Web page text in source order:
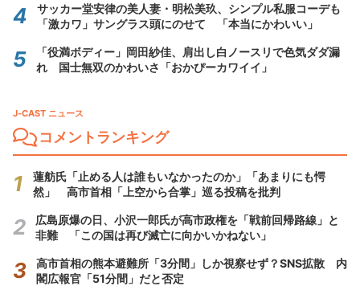
サッカー堂安律の美人妻・明松美玖、シンプル私服コーデも
「激カワ」サングラス頭にのせて 「本当にかわいい」
「役満ボディー」岡田紗佳、肩出し白ノースリで色気ダダ漏
れ 国士無双のかわいさ「おかぴーカワイイ」
J-CAST ニュース
コメントランキング
蓮舫氏「止める人は誰もいなかったのか」「あまりにも愕
然」 高市首相「上空から合掌」巡る投稿を批判
広島原爆の日、小沢一郎氏が高市政権を「戦前回帰路線」と
非難 「この国は再び滅亡に向かいかねない」
高市首相の熊本避難所「3分間」しか視察せず？SNS拡散 内
閣広報官「51分間」だと否定